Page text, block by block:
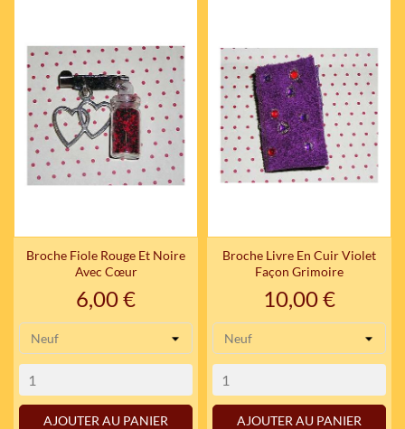
Broche Fiole Rouge Et Noire
Avec Cœur
Prix
6,00 €
AJOUTER AU PANIER
Broche Livre En Cuir Violet
Façon Grimoire
Prix
10,00 €
AJOUTER AU PANIER